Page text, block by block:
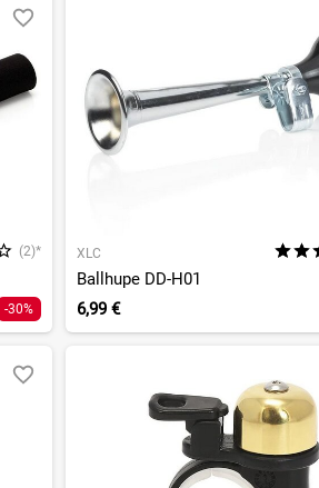
(2)*
-30%
XLC
Ballhupe DD-H01
6,99 €